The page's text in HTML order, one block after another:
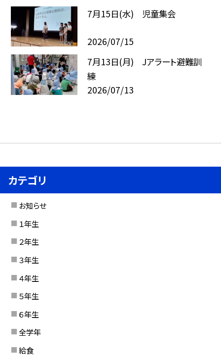
7月15日(水) 児童集会
2026/07/15
7月13日(月) Jアラート避難訓
練
2026/07/13
カテゴリ
お知らせ
１年生
２年生
３年生
４年生
５年生
６年生
全学年
給食